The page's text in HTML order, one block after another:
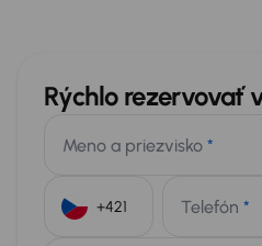
Rýchlo rezervovať
Meno a priezvisko *
Telefón *